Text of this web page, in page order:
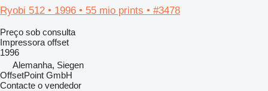
Ryobi 512 • 1996 • 55 mio prints • #3478
Preço sob consulta
Impressora offset
1996
Alemanha, Siegen
OffsetPoint GmbH
Contacte o vendedor